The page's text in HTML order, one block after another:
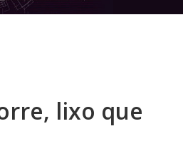
lixo que